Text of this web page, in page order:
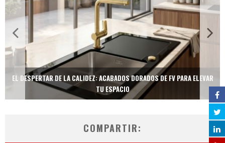
EL DESPERTAR DE LA CALIDEZ: ACABADOS DORADOS DE FV PARA ELEVAR
TU ESPACIO
COMPARTIR: